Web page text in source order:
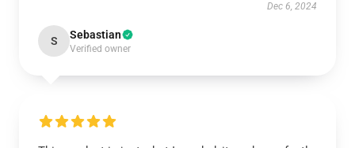
Dec 6, 2024
S Sebastian
Verified owner